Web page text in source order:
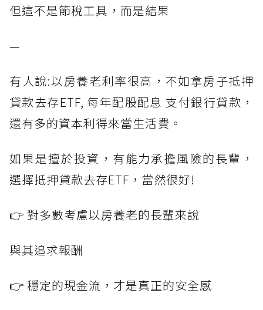
但這不是節稅工具，而是結果
—
有人說:以房養老利率很高，不如拿房子抵押
貸款去存ETF, 每年配股配息 支付銀行貸款，
還有多的資本利得來當生活費。
如果是擅於投資，有能力承擔風險的長輩，
選擇抵押貸款去存ETF，當然很好!
👉 對多數考慮以房養老的長輩來說
與其追求報酬
👉 穩定的現金流，才是真正的安全感